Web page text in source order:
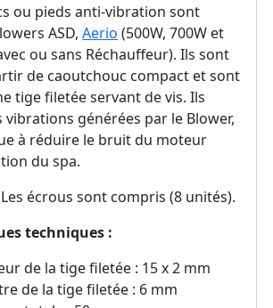
ou pieds anti-vibration sont
ASD,Aerio (500W, 700W et
ou sans Réchauffeur). Ils sont
de caoutchouc compact et sont
tige filetée servant de vis. Ils
générées par le Blower,
à réduire le bruit du moteur
du spa.
écrous sont compris (8 unités).
techniques :
de la tige filetée : 15 x 2 mm
de la tige filetée : 6 mm